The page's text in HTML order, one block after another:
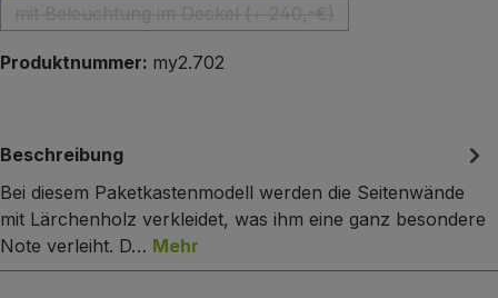
(Diese Option ist zurzeit nicht verfügbar.)
Produktnummer: my2.702
Beschreibung
Bei diesem Paketkastenmodell werden die Seitenwände
mit Lärchenholz verkleidet, was ihm eine ganz besondere
Note verleiht. D… Mehr